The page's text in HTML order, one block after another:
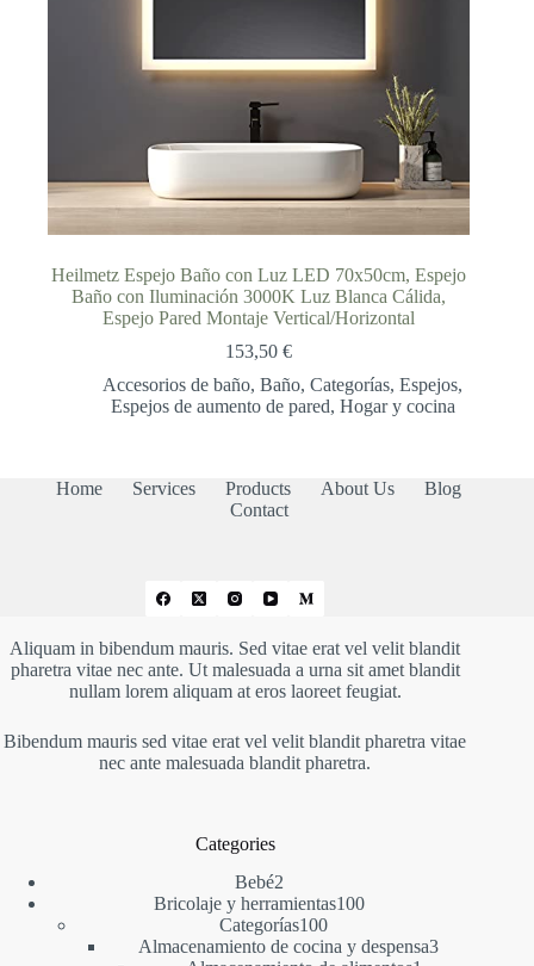
Heilmetz Espejo Baño con Luz LED 70x50cm, Espejo
Baño con Iluminación 3000K Luz Blanca Cálida,
Espejo Pared Montaje Vertical/Horizontal
153,50€
Accesorios de baño,Baño,Categorías,Espejos,
Espejos de aumento de pared, Hogar y cocina
Home Services Products About Us
Blog
Contact
Aliquam in bibendum mauris. Sed vitae erat vel velit blandit
pharetra vitae nec ante. Ut malesuada a urna sit amet blandit
nullam lorem aliquam at eros laoreet feugiat.
Bibendum mauris sed vitae erat vel velit blandit pharetra vitae
nec ante malesuada blandit pharetra.
Categories
Bebé22
productos
Bricolaje y herramientas100100
Categorías100100
productos
Almacenamiento de cocina y despensa33